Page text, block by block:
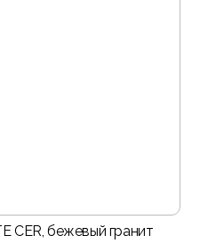
CER, бежевый гранит